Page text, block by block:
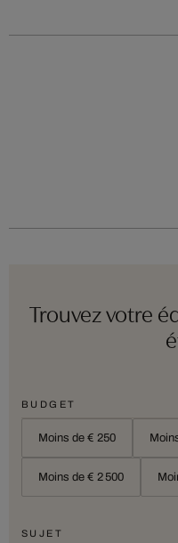
Trouvez votre
BUDGET
Moins de € 250
Moins de € 2 500
SUJET